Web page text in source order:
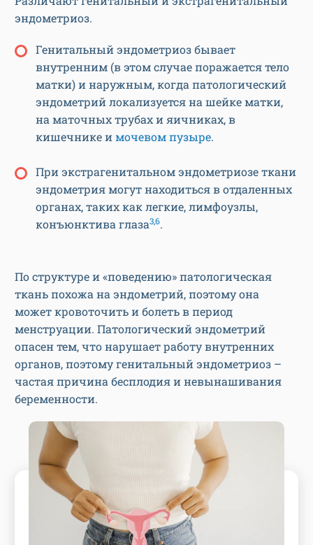
эндометриоз.
Генитальный эндометриоз бывает
внутренним (в этом случае поражается тело
матки) и наружным, когда патологический
эндометрий локализуется на шейке матки,
на маточных трубах и яичниках, в
кишечнике имочевом пузыре.
При экстрагенитальном эндометриозе ткани
эндометрия могут находиться в отдаленных
органах, таких как легкие, лимфоузлы,
конъюнктива глаза3,6.
По структуре и «поведению» патологическая
ткань похожа на эндометрий, поэтому она
может кровоточить и болеть в период
менструации. Патологический эндометрий
опасен тем, что нарушает работу внутренних
органов, поэтому генитальный эндометриоз –
частая причина бесплодия и невынашивания
беременности.